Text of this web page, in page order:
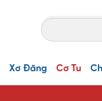
Xơ Đăng Cơ Tu